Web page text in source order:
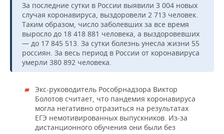
За последние сутки в России выявили 3 004 новых
случая коронавируса, выздоровели 2 713 человек.
Таким образом, число заболевших за все время
выросло до 18 418 881 человека, а выздоровевших
— до 17 845 513. За сутки болезнь унесла жизни 55
россиян. За весь период в России от коронавируса
умерли 380 892 человека.
Экс-руководитель Рособрнадзора Виктор
Болотов считает, что пандемия коронавируса
могла негативно отразиться на результатах
ЕГЭ немотивированных выпускников. Из-за
дистанционного обучения они были без